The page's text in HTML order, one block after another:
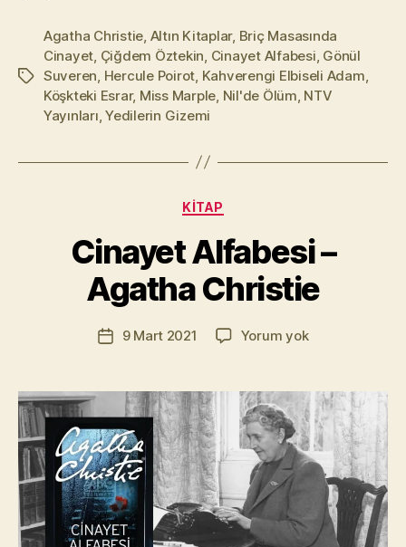
Etiketler
Agatha Christie, Altın Kitaplar, Briç Masasında
Cinayet, Çiğdem Öztekin, Cinayet Alfabesi, Gönül
Suveren, Hercule Poirot, Kahverengi Elbiseli Adam,
Köşkteki Esrar, Miss Marple, Nil'de Ölüm, NTV
Yayınları,Yedilerin Gizemi
Kategoriler
KITAP
Cinayet Alfabesi –
Agatha Christie
Yazının
yazarı
r
u
a
kı
l
m
Yazı9 Mart 2021 Yorum yokCinayet
Agatha
Christie